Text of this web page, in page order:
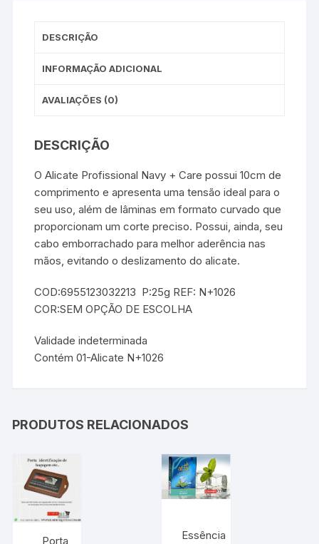
DESCRIÇÃO
INFORMAÇÃO ADICIONAL
AVALIAÇÕES (0)
DESCRIÇÃO
O Alicate Profissional Navy + Care possui 10cm de
comprimento e apresenta uma tensão ideal para o
seu uso, além de lâminas em formato curvado que
proporcionam um corte preciso. Possui, ainda, seu
cabo emborrachado para melhor aderência nas
mãos, evitando o deslizamento do alicate.
COD:6955123032213 P:25g REF: N+1026
COR:SEM OPÇÃO DE ESCOLHA
Validade indeterminada
Contém 01-Alicate N+1026
PRODUTOS RELACIONADOS
Porta
Essência